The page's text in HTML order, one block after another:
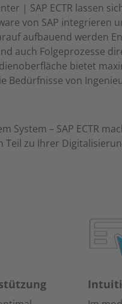
| SAP ECTR lassen
von SAP integrieren
aufbauend werden
auch Folgeprozesse
bietet
Bedürfnisse von
System – SAP ECTR
zu Ihrer